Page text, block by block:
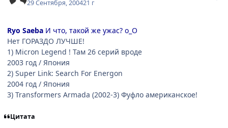
29 Сентября, 200421 г
Ryo Saeba И что, такой же ужас? o_O
Нет ГОРАЗДО ЛУЧШЕ!
1) Micron Legend ! Там 26 серий вроде
2003 год / Япония
2) Super Link: Search For Energon
2004 год / Япония
3) Transformers Armada (2002-3) Фуфло американское!
Цитата